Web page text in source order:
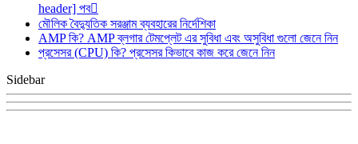
header] পব
মৌলিক বৈদ্যুতিক সরঞ্জাম ব্যবহারের নির্দেশিকা
AMP কি? AMP ব্লগার টেমপ্লেট এর সুবিধা এবং অসুবিধা গুলো জেনে নিন
প্রসেসর (CPU) কি? প্রসেসর কিভাবে কাজ করে জেনে নিন
Sidebar